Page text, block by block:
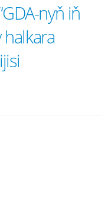
nyň iň
halkara